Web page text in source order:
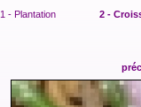
1 - Plantation 2 -